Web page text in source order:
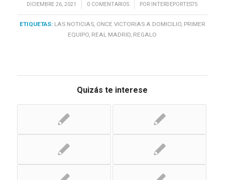
DICIEMBRE 26, 2021
/ 0 COMENTARIOS
/ POR INTERDEPORTES75
ETIQUETAS: LAS NOTICIAS, ONCE VICTORIAS A DOMICILIO, PRIMER
EQUIPO, REAL MADRID, REGALO
Quizás te interese